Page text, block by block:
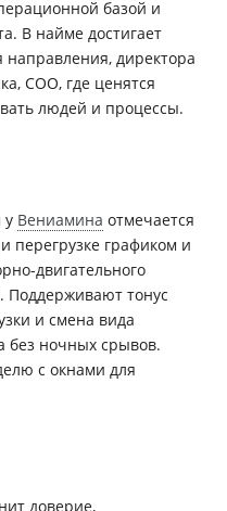
базой и
В найме достигает
направления, директора
COO, где ценятся
людей и процессы.
у Вениамина отмечается
перегрузке графиком и
двигательного
Поддерживают тонус
и смена вида
без ночных срывов.
с окнами для
доверие,